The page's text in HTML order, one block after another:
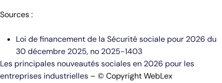
Sources :
Loi de financement de la Sécurité sociale pour 2026 du
30 décembre 2025, no 2025-1403
Les principales nouveautés sociales en 2026 pour les
entreprises industrielles – © Copyright WebLex